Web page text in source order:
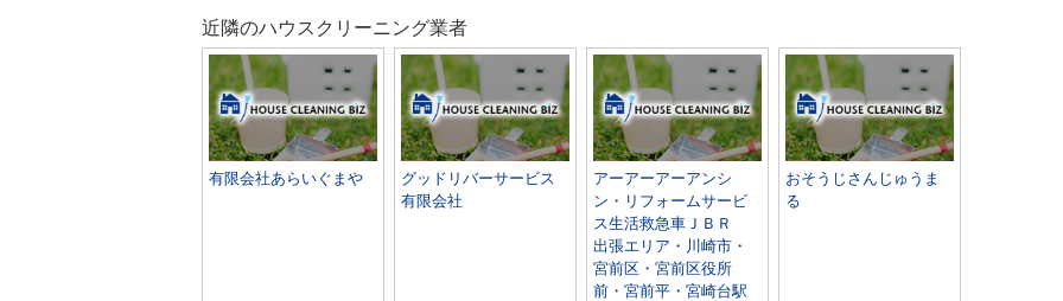
近隣のハウスクリーニング業者
有限会社あらいぐまや
グッドリバーサービス
有限会社
アーアーアーアンシ
ン・リフォームサービ
ス生活救急車ＪＢＲ
出張エリア・川崎市・
宮前区・宮前区役所
前・宮前平・宮崎台駅
おそうじさんじゅうま
る